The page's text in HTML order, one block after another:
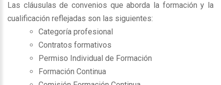
Las cláusulas de convenios que aborda la formación y la
cualificación reflejadas son las siguientes:
Categoría profesional
Contratos formativos
Permiso Individual de Formación
Formación Continua